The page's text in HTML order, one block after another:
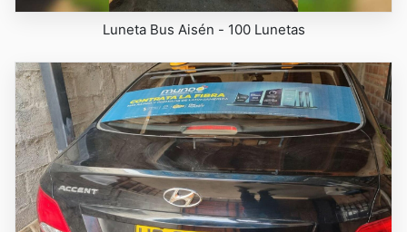
Luneta Bus Aisén - 100 Lunetas